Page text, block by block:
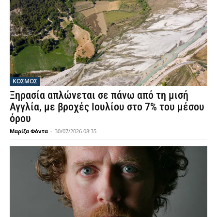
ΚΟΣΜΟΣ
Ξηρασία απλώνεται σε πάνω από τη μισή
Αγγλία, με βροχές Ιουλίου στο 7% του μέσου
όρου
Μαρίζα Φόντα - 30/07/2026 08:35